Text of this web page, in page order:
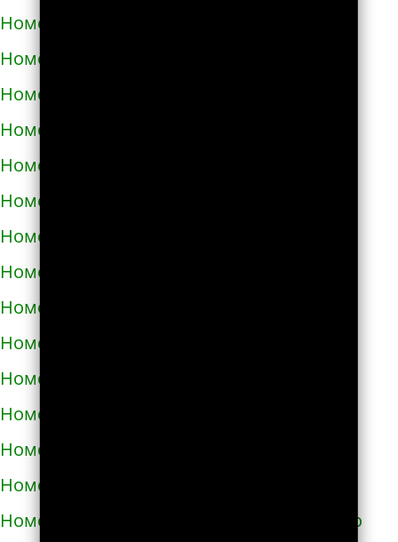
Номера телефонов такси в Полтаве
Номера телефонов такси в Прилуках
Номера телефонов такси в Путивле
Номера телефонов такси в Пятихатках
Номера телефонов такси в Раздельной
Номера телефонов такси в Ракитном
Номера телефонов такси в Рахове
Номера телефонов такси в Рени
Номера телефонов такси в Ровно
Номера телефонов такси в Ромнах
Номера телефонов такси в Самборе
Номера телефонов такси в Сарнах
Номера телефонов такси в Сваляве
Номера телефонов такси в Светловодске
Номера телефонов такси в Синельниково